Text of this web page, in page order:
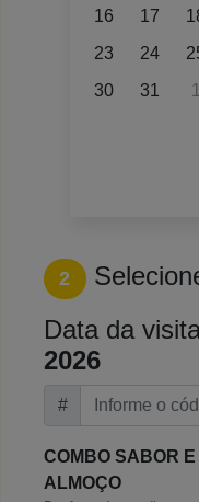
16
17
23
24
30
31 1
2
Data da
2026
#
COMBO SABOR
ALMOÇO